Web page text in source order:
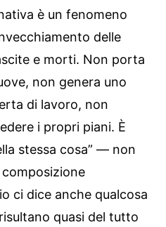
è un fenomeno
delle
e morti. Non porta
non genera uno
di lavoro, non
i propri piani. È
stessa cosa” — non
ci dice anche qualcosa
quasi del tutto